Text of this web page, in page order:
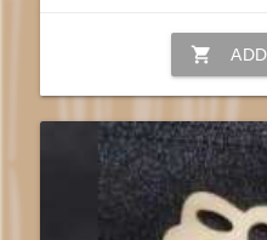
shopping_cart